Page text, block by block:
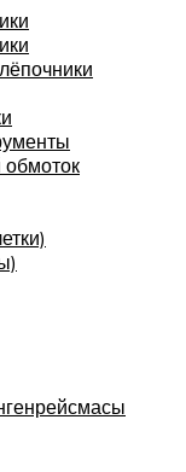
обмоток